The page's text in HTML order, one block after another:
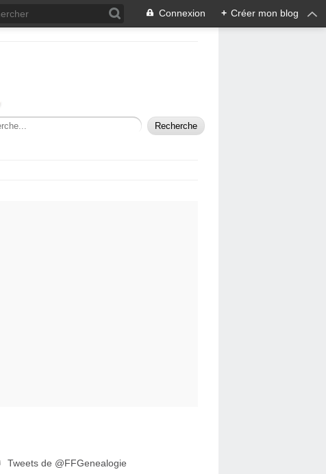
Connexion + Créer mon blog
Tweets de @FFGenealogie